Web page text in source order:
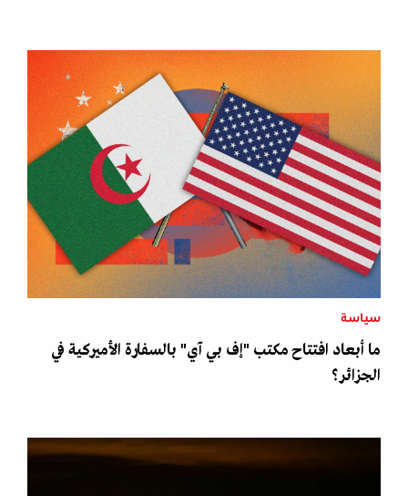
سياسة
ما أبعاد افتتاح مكتب "إف بي آي" بالسفارة الأميركية في
الجزائر؟